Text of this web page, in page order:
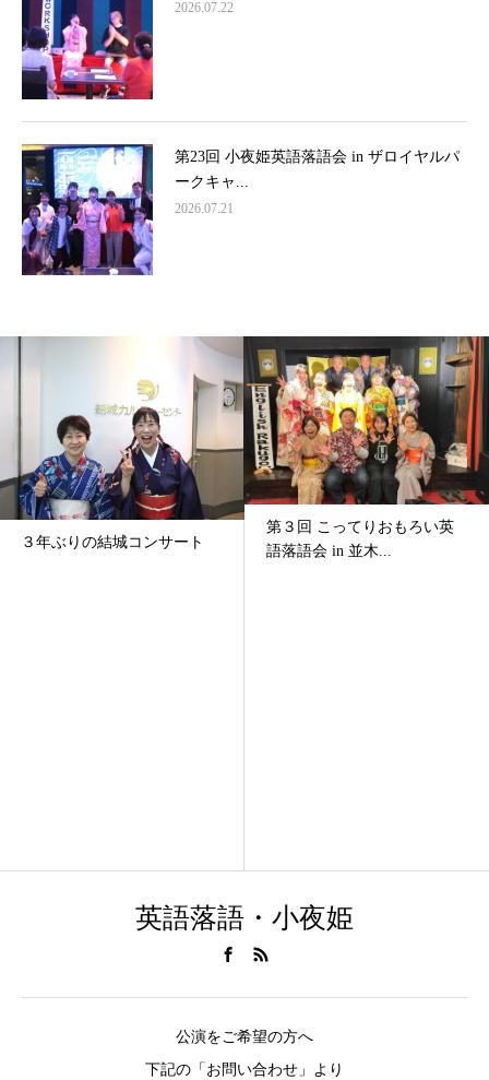
2026.07.22
第23回 小夜姫英語落語会 in ザロイヤルパ
ークキャ...
2026.07.21
３年ぶりの結城コンサート
第３回 こってりおもろい英
語落語会 in 並木...
英語落語・小夜姫
公演をご希望の方へ
下記の「お問い合わせ」より